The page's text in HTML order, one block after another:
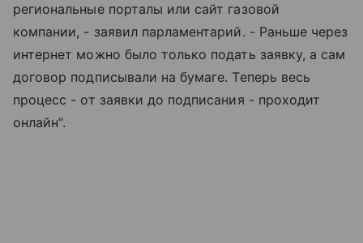
региональные порталы или сайт газовой
компании, - заявил парламентарий. - Раньше через
интернет можно было только подать заявку, а сам
договор подписывали на бумаге. Теперь весь
процесс - от заявки до подписания - проходит
онлайн".